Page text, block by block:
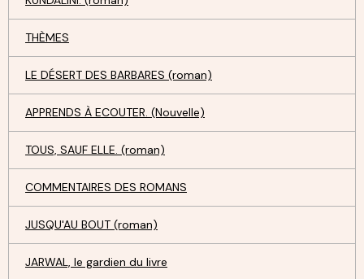
THÈMES
LE DÉSERT DES BARBARES (roman)
APPRENDS À ECOUTER. (Nouvelle)
TOUS, SAUF ELLE. (roman)
COMMENTAIRES DES ROMANS
JUSQU'AU BOUT (roman)
JARWAL, le gardien du livre